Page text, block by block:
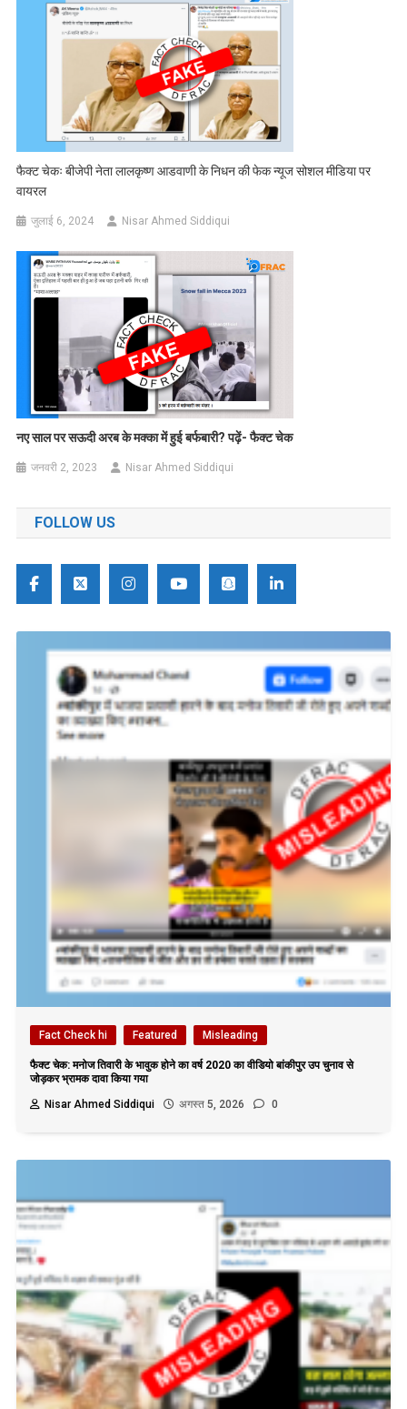
फैक्ट चेकः बीजेपी नेता लालकृष्ण आडवाणी के निधन की फेक न्यूज सोशल मीडिया पर
वायरल
जुलाई 6, 2024 Nisar Ahmed Siddiqui
नए साल पर सऊदी अरब के मक्का में हुई बर्फबारी? पढ़ें- फैक्ट चेक
जनवरी 2, 2023 Nisar Ahmed Siddiqui
FOLLOW US
Fact Check hi Featured Misleading
फैक्ट चेक: मनोज तिवारी के भावुक होने का वर्ष 2020 का वीडियो बांकीपुर उप चुनाव से
जोड़कर भ्रामक दावा किया गया
Nisar Ahmed Siddiqui
अगस्त 5, 2026 0